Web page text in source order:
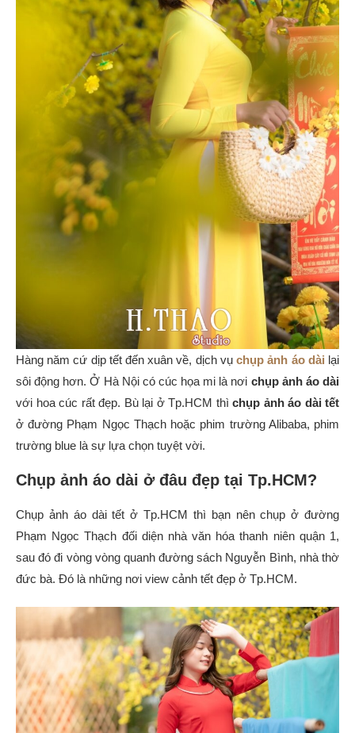
Hàng năm cứ dịp tết đến xuân về, dịch vụchụp ảnh áo dài lại
sôi động hơn. Ở Hà Nội có cúc họa mi là nơi chụp ảnh áo dài
với hoa cúc rất đẹp. Bù lại ở Tp.HCM thì chụp ảnh áo dài tết
ở đường Phạm Ngọc Thạch hoặc phim trường Alibaba, phim
trường blue là sự lựa chọn tuyệt vời.
Chụp ảnh áo dài ở đâu đẹp tại Tp.HCM?
Chụp ảnh áo dài tết ở Tp.HCM thì bạn nên chụp ở đường
Phạm Ngọc Thạch đối diện nhà văn hóa thanh niên quận 1,
sau đó đi vòng vòng quanh đường sách Nguyễn Bình, nhà thờ
đức bà. Đó là những nơi view cảnh tết đẹp ở Tp.HCM.